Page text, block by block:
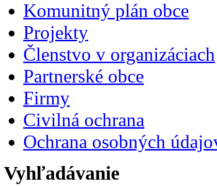
Komunitný plán obce
Projekty
Členstvo v organizáciach
Partnerské obce
Firmy
Civilná ochrana
Ochrana osobných
Vyhľadávanie